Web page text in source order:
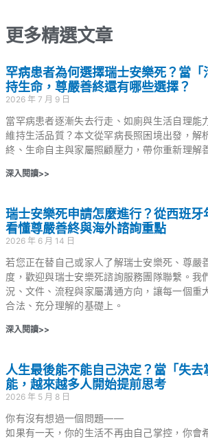
更多精選文章
罕病患者為何選擇瑞士安樂死？當「
持生命，尊嚴善終還有哪些選擇？
2026 年 7 月 9 日
當罕病患者逐漸失去行走、如廁與生活自理能
維持生活品質？本文從罕病長照困境出發，解
終、生命自主與家屬照顧壓力，帶你重新理解
深入閱讀>>
瑞士安樂死申請怎麼進行？從西班牙
看懂尊嚴善終與海外諮詢重點
2026 年 6 月 14 日
若您正在替自己或家人了解瑞士安樂死、尊嚴
度，歡迎與瑞士安樂死諮詢服務團隊聯繫。我
況、文件、流程與家屬溝通方向，讓每一個重
合法、充分理解的基礎上。
深入閱讀>>
人生最後能不能自己決定？當「失去
能，越來越多人開始提前思考
2026 年 5 月 8 日
你有沒有想過一個問題——
如果有一天，你的生活不再由自己掌控，你會